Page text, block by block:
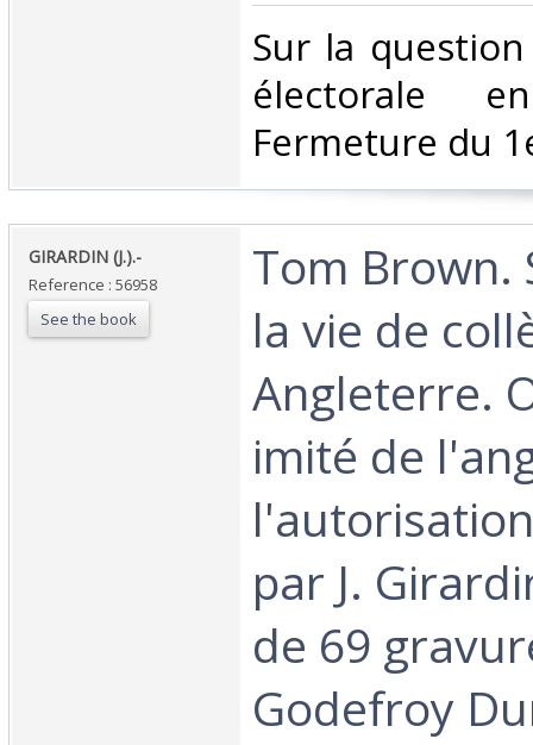
‎Sur la
électorale
Fermeture du
‎GIRARDIN (J.).-‎
Reference : 56958
See the book
‎Tom Brown.
la vie de
Angleterre.
imité de
par J.
de 69
Godefroy